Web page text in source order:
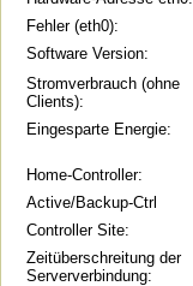
Fehler (eth0):
Software Version:
Stromverbrauch (ohne
Clients):
Eingesparte Energie:
Home-Controller:
Active/Backup-Ctrl
Controller Site:
Zeitüberschreitung der
Serververbindung: